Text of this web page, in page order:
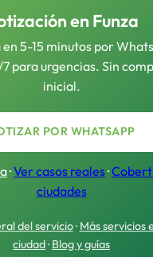
en Funza
en 5-15 minutos por
para urgencias. Sin
inicial.
POR WHATSAPP
·Ver casos reales·
ciudades
del servicio· Más servicios
ciudad· Blog y guías